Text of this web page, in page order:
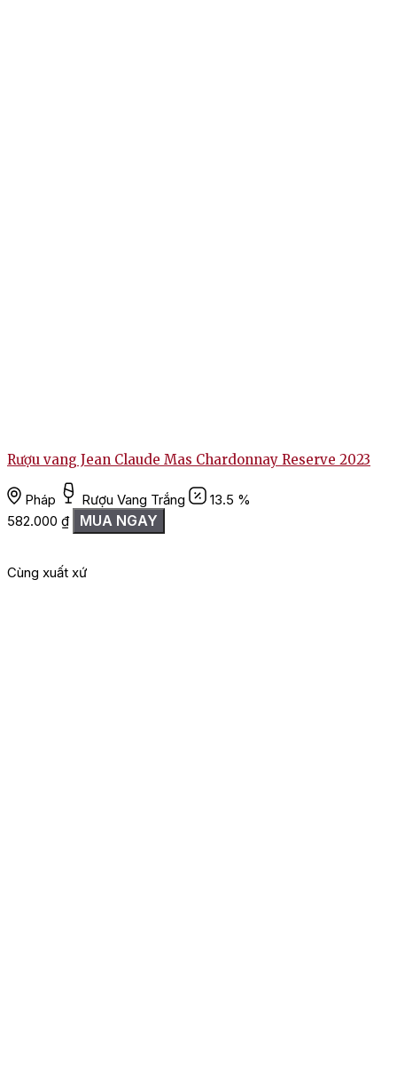
Rượu vang Jean Claude Mas Chardonnay Reserve 2023
Pháp Rượu Vang Trắng
13.5 %
582.000 ₫ MUA NGAY
Cùng xuất xứ